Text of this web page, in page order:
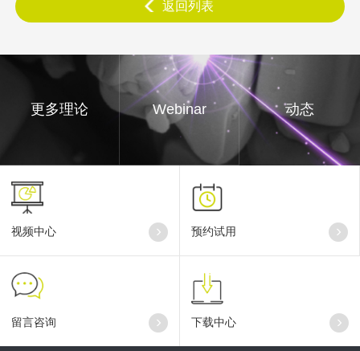
返回列表
更多理论 Webinar 动态
视频中心 预约试用
留言咨询 下载中心